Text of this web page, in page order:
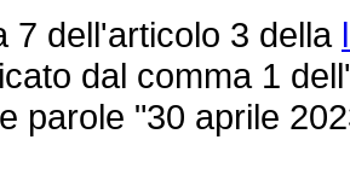
7 dell'articolo 3 della
dal comma 1
parole "30 aprile